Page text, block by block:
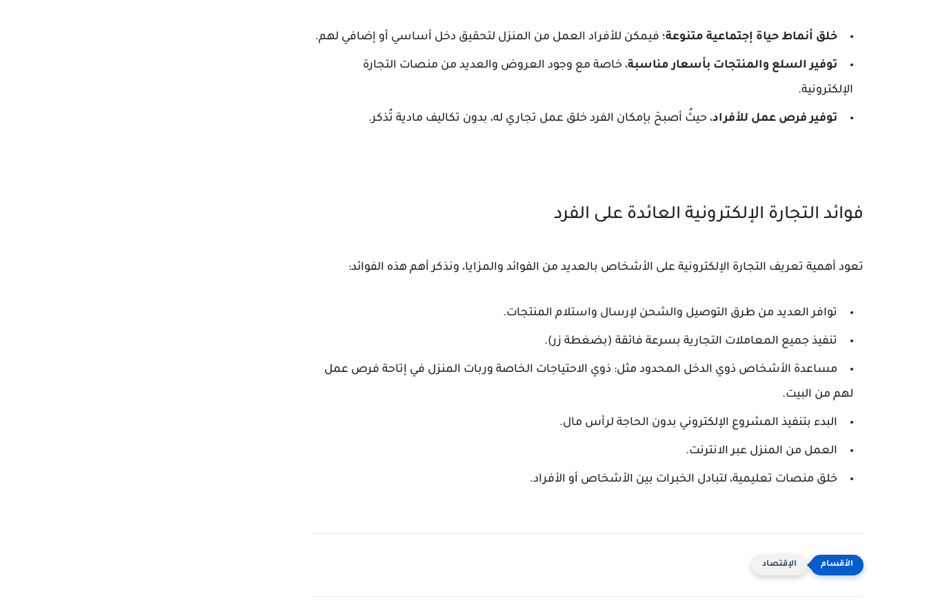
خلق أنماط حياة إجتماعية متنوعة؛ فيمكن للأفراد العمل من المنزل لتحقيق دخل أساسي أو إضافي لهم.
توفير السلع والمنتجات بأسعار مناسبة، خاصة مع وجود العروض والعديد من منصات التجارة
الإلكترونية.
توفير فرص عمل للأفراد، حيثُ أصبحَ بإمكان الفرد خلق عمل تجاري له، بدون تكاليف مادية تُذكر.
فوائد التجارة الإلكترونية العائدة على الفرد
تعود أهمية تعريف التجارة الإلكترونية على الأشخاص بالعديد من الفوائد والمزايا، ونذكر أهم هذه الفوائد:
توافر العديد من طرق التوصيل والشحن لإرسال واستلام المنتجات.
تنفيذ جميع المعاملات التجارية بسرعة فائقة (بضغطة زر).
مساعدة الأشخاص ذوي الدخل المحدود مثل: ذوي الاحتياجات الخاصة وربات المنزل في إتاحة فرص عمل
لهم من البيت.
البدء بتنفيذ المشروع الإلكتروني بدون الحاجة لرأس مال.
العمل من المنزل عبر الانترنت.
خلق منصات تعليمية، لتبادل الخبرات بين الأشخاص أو الأفراد.
الإقتصاد